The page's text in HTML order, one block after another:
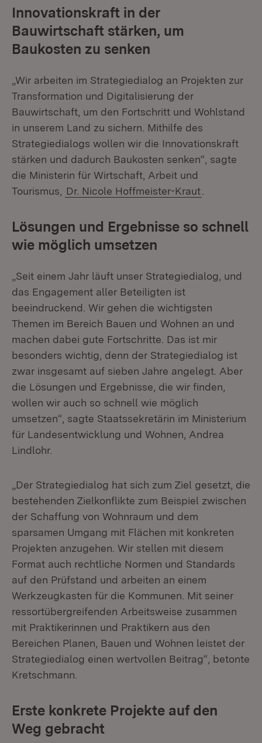
Innovationskraft in der
Bauwirtschaft stärken, um
Baukosten zu senken
„Wir arbeiten im Strategiedialog an Projekten zur
Transformation und Digitalisierung der
Bauwirtschaft, um den Fortschritt und Wohlstand
in unserem Land zu sichern. Mithilfe des
Strategiedialogs wollen wir die Innovationskraft
stärken und dadurch Baukosten senken“, sagte
die Ministerin für Wirtschaft, Arbeit und
Tourismus,
Dr. Nicole Hoffmeister-Kraut
Lösungen und Ergebnisse so schnell
wie möglich umsetzen
„Seit einem Jahr läuft unser Strategiedialog, und
das Engagement aller Beteiligten ist
beeindruckend. Wir gehen die wichtigsten
Themen im Bereich Bauen und Wohnen an und
machen dabei gute Fortschritte. Das ist mir
besonders wichtig, denn der Strategiedialog ist
zwar insgesamt auf sieben Jahre angelegt. Aber
die Lösungen und Ergebnisse, die wir finden,
wollen wir auch so schnell wie möglich
umsetzen“, sagte Staatssekretärin im Ministerium
für Landesentwicklung und Wohnen, Andrea
Lindlohr.
„Der Strategiedialog hat sich zum Ziel gesetzt, die
bestehenden Zielkonflikte zum Beispiel zwischen
der Schaffung von Wohnraum und dem
sparsamen Umgang mit Flächen mit konkreten
Projekten anzugehen. Wir stellen mit diesem
Format auch rechtliche Normen und Standards
auf den Prüfstand und arbeiten an einem
Werkzeugkasten für die Kommunen. Mit seiner
ressortübergreifenden Arbeitsweise zusammen
mit Praktikerinnen und Praktikern aus den
Bereichen Planen, Bauen und Wohnen leistet der
Strategiedialog einen wertvollen Beitrag“, betonte
Kretschmann.
Erste konkrete Projekte auf den
Weg gebracht